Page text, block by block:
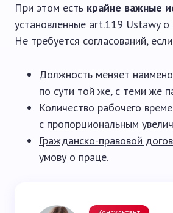
При этом есть крайне важные
установленные art.119 Ustawy o
Не требуется согласований,
Должность меняет
по сути той же, с теми же
Количество рабочего
с пропорциональным
Гражданско-правовой
умову о праце.